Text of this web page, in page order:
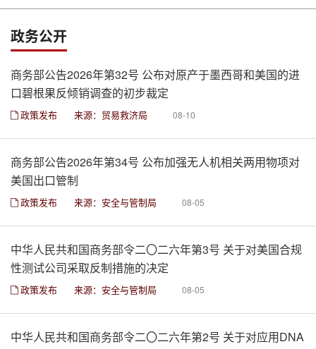
政务公开
商务部公告2026年第32号 公布对原产于墨西哥和美国的进
口碧根果反倾销调查的初步裁定
政策发布 来源：贸易救济局 08-10
商务部公告2026年第34号 公布加强无人机相关两用物项对
美国出口管制
政策发布 来源：安全与管制局 08-05
中华人民共和国商务部令二〇二六年第3号 关于对美国合规
性测试公司采取反制措施的决定
政策发布 来源：安全与管制局 08-05
中华人民共和国商务部令二〇二六年第2号 关于对应用DNA